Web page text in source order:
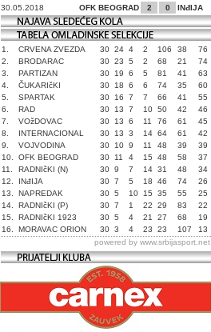
30.05.2018 OFK BEOGRAD 2 0 INđIJA
1. CRVENA ZVEZDA 30 24 4 2 106 38
76
2.
BRODARAC 30 23 5 2 68 21
74
3.
PARTIZAN 30 19 6 5 81 41
63
4.
ČUKARIčKI 30 18 6 6 74 35
60
5.
SPARTAK 30 16 7 7 66 41
55
6.
RAD 30 13 7 10 50 42
46
7.
VOžDOVAC 30 13 6 11 76 61
45
8.
INTERNACIONAL 30 13 3 14 64 61
42
9.
VOJVODINA 30 10 9 11 48 39
39
10.
OFK BEOGRAD 30 11 4 15 48 58
37
11.
RADNIčKI (N) 30 9 7 14 31 48
34
12.
INđIJA 30 7 5 18 46 74
26
13.
NAPREDAK 30 5 10 15 35 55
25
14.
RADNIčKI (P) 30 7 1 22 29 83
22
15.
RADNIčKI 1923 30 5 4 21 27 68
19
16.
MORAVAC ORION 30 3 4 23 23 107
13
powered by www.srbijasport.net